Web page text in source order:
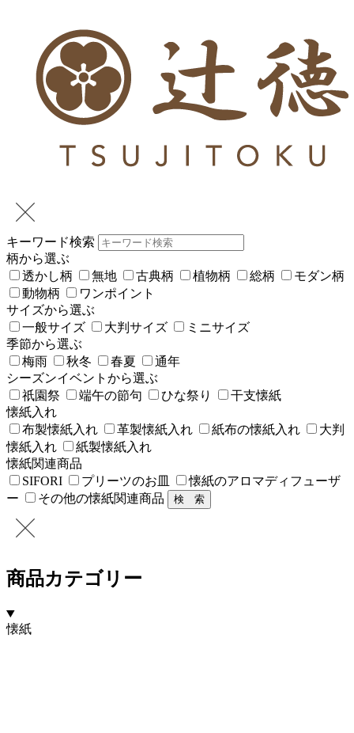
キーワード検索
柄から選ぶ
透かし柄
無地 古典柄 植物柄 総柄
モダン柄
動物柄
ワンポイント
サイズから選ぶ
一般サイズ
大判サイズ
ミニサイズ
季節から選ぶ
梅雨
秋冬 春夏
通年
シーズンイベントから選ぶ
祇園祭
端午の節句 ひな祭り
干支懐紙
懐紙入れ
布製懐紙入れ
革製懐紙入れ 紙布の懐紙入れ
大判
懐紙入れ
紙製懐紙入れ
懐紙関連商品
SIFORI
プリーツのお皿
懐紙のアロマディフューザ
ー
その他の懐紙関連商品
商品カテゴリー
懐紙